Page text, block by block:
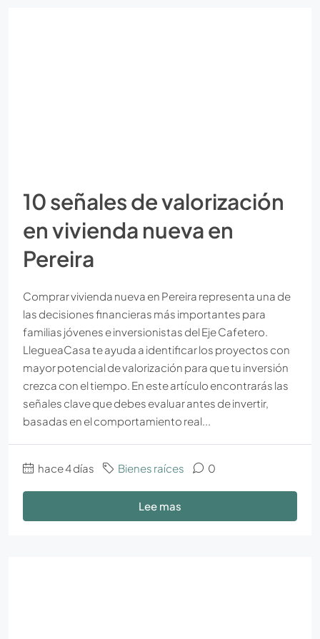
10 señales de valorización
en vivienda nueva en
Pereira
Comprar vivienda nueva en Pereira representa una de
las decisiones financieras más importantes para
familias jóvenes e inversionistas del Eje Cafetero.
LlegueaCasa te ayuda a identificar los proyectos con
mayor potencial de valorización para que tu inversión
crezca con el tiempo. En este artículo encontrarás las
señales clave que debes evaluar antes de invertir,
basadas en el comportamiento real...
hace 4 días Bienes raíces 0
Lee mas